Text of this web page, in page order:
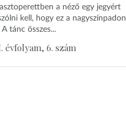
a néző egy jegyért
kell, hogy ez a nagyszínpadon
tánc összes...
évfolyam, 6. szám